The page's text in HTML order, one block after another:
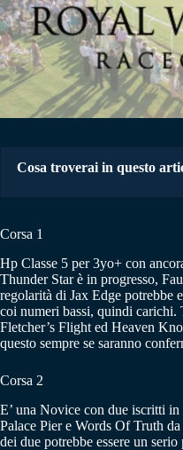
Cosa troverai in questo
Corsa 1
Hp Classe 5 per 3yo+ con
Thunder Star è in progresso,
regolarità di Jax Edge potrebbe
coi numeri bassi, quindi carichi.
Fletcher’s Flight ed Heaven
questo sempre se saranno
Corsa 2
E’ una Novice con due iscritti
Palace Pier e Words Of Truth
dei due potrebbe essere un